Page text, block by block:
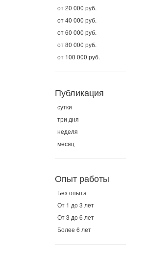
от 20 000 руб.
от 40 000 руб.
от 60 000 руб.
от 80 000 руб.
от 100 000 руб.
Публикация
сутки
три дня
неделя
месяц
Опыт работы
Без опыта
От 1 до 3 лет
От 3 до 6 лет
Более 6 лет